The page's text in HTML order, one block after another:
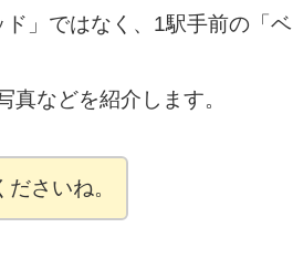
」ではなく、1駅手前の「ベ
などを紹介します。
さいね。